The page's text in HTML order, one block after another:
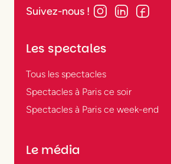
Suivez-nous !
Les spectales
Tous les spectacles
Spectacles à Paris ce soir
Spectacles à Paris ce week-end
Le média